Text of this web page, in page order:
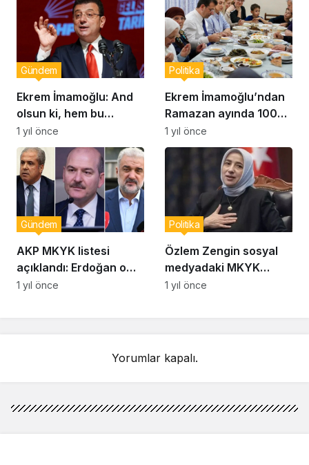
Kapatılamaz”
inancıdır’
Ekrem İmamoğlu: And
olsun ki, hem bu
dünyada hem de
mahşerde hesap
soracağım
Gündem
1 yıl önce
Ekrem İmamoğlu’ndan
Ramazan ayında 100
bin haneye destek
açıklaması
Politika
1 yıl önce
AKP MKYK listesi
açıklandı: Erdoğan o
isimlerin üstünü çizdi!
Gündem
1 yıl önce
Özlem Zengin sosyal
medyadaki MKYK
iddialarına ateş
Politika
1 yıl önce
Yorumlar kapalı.